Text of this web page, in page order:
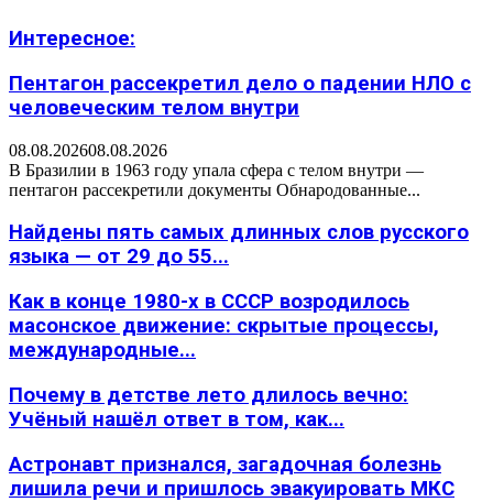
Интересное:
Пентагон рассекретил дело о падении НЛО с
человеческим телом внутри
08.08.202608.08.2026
В Бразилии в 1963 году упала сфера с телом внутри —
пентагон рассекретили документы Обнародованные...
Найдены пять самых длинных слов русского
языка — от 29 до 55...
Как в конце 1980-х в СССР возродилось
масонское движение: скрытые процессы,
международные...
Почему в детстве лето длилось вечно:
Учёный нашёл ответ в том, как...
Астронавт признался, загадочная болезнь
лишила речи и пришлось эвакуировать МКС